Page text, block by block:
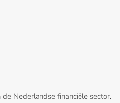
Nederlandse financiële sector.